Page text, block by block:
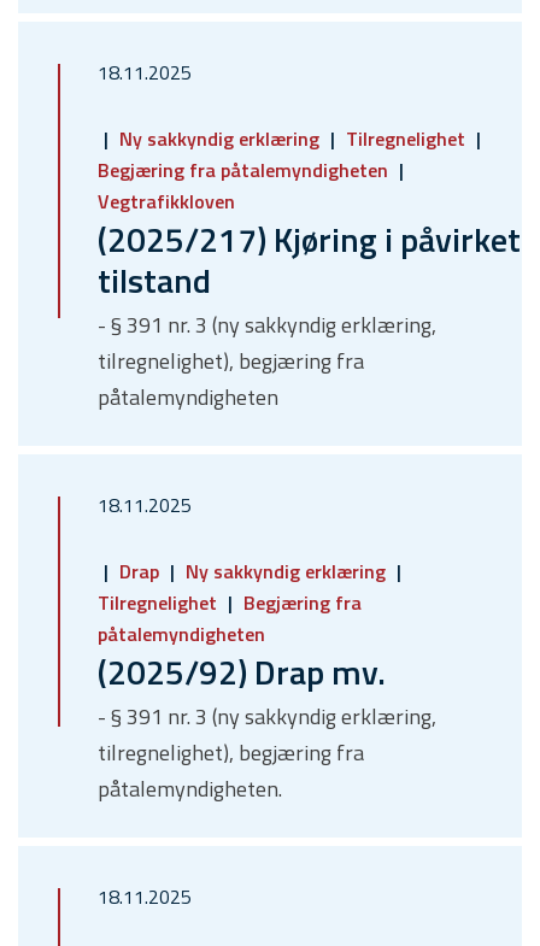
18.11.2025
Ny sakkyndig erklæring
Tilregnelighet
Begjæring fra påtalemyndigheten
Vegtrafikkloven
(2025/217) Kjøring i påvirket
tilstand
- § 391 nr. 3 (ny sakkyndig erklæring,
tilregnelighet), begjæring fra
påtalemyndigheten
18.11.2025
Drap
Ny sakkyndig erklæring
Tilregnelighet
Begjæring fra
påtalemyndigheten
(2025/92) Drap mv.
- § 391 nr. 3 (ny sakkyndig erklæring,
tilregnelighet), begjæring fra
påtalemyndigheten.
18.11.2025